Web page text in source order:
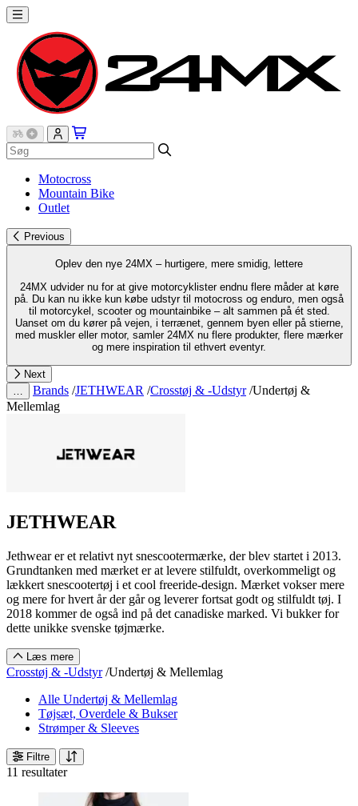
Motocross
Mountain Bike
Outlet
Previous
Oplev den nye 24MX – hurtigere, mere smidig, lettere
24MX udvider nu for at give motorcyklister endnu flere måder at køre
på. Du kan nu ikke kun købe udstyr til motocross og enduro, men også
til motorcykel, scooter og mountainbike – alt sammen på ét sted.
Uanset om du kører på vejen, i terrænet, gennem byen eller på stierne,
med muskler eller motor, samler 24MX nu flere produkter, flere mærker
og mere inspiration til ethvert eventyr.
Next
Brands /JETHWEAR /Crosstøj & -Udstyr /Undertøj &
Mellemlag
JETHWEAR
Jethwear er et relativt nyt snescootermærke, der blev startet i 2013.
Grundtanken med mærket er at levere stilfuldt, overkommeligt og
lækkert snescootertøj i et cool freeride-design. Mærket vokser mere
og mere for hvert år der går og leverer fortsat godt og stilfuldt tøj. I
2018 kommer de også ind på det canadiske marked. Vi bukker for
dette unikke svenske tøjmærke.
Læs mere
Crosstøj & -Udstyr /Undertøj & Mellemlag
Alle Undertøj & Mellemlag
Tøjsæt, Overdele & Bukser
Strømper & Sleeves
Filtre
11 resultater